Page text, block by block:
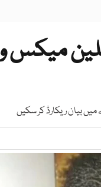
گلین
بیان ریکارڈ کر سکیں